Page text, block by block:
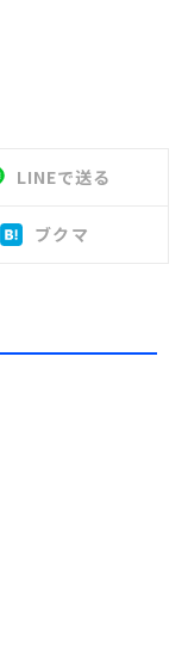
LINEで送る
ブクマ